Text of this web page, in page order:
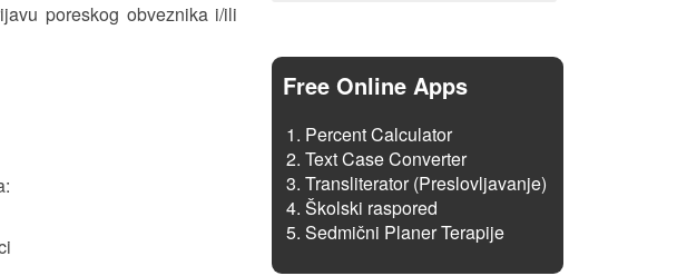
poreskog obveznika i/ili
Free Online Apps
Percent Calculator
Text Case Converter
Transliterator (Preslovljavanje)
Školski raspored
Sedmični Planer Terapije